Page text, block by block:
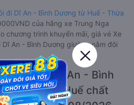
đi Dĩ An - Bình Dương từ Huế - Thừa
của hãng xe Trung Nga
chương trình khuyến mãi, giá vé Xe
An - Bình Dương giường nằm đôi
khách đi Dĩ An - Bình
Thiên Huế chất